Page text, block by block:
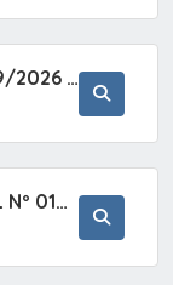
PREGÃO ELETRÔNICO Nº 019/2026 - CONTRATAÇÃO DE EMPRESA ESPECIALIZADA PARA A PRESTAÇÃO DE SERVIÇOS VETERINÁRIOS CLÍNICOS E CIRÚRGICOS, COM FOCO EM AÇÕES DE SAÚDE PÚBLICA, BEM-ESTAR ANIMAL E CONTROLE POPULACIONAL ÉTICO DE CÃES E GATOS, EM ATENDIMENTO À
CONCORRÊNCIA PRESENCIAL Nº 018/2026 - PAVIMENTAÇÃO ASFÁLTICA NO BAIRRO VOTUPOCA ? ESTRADA DA RAPOSA, NO MUNICÍPIO DE SETE BARRAS/SP